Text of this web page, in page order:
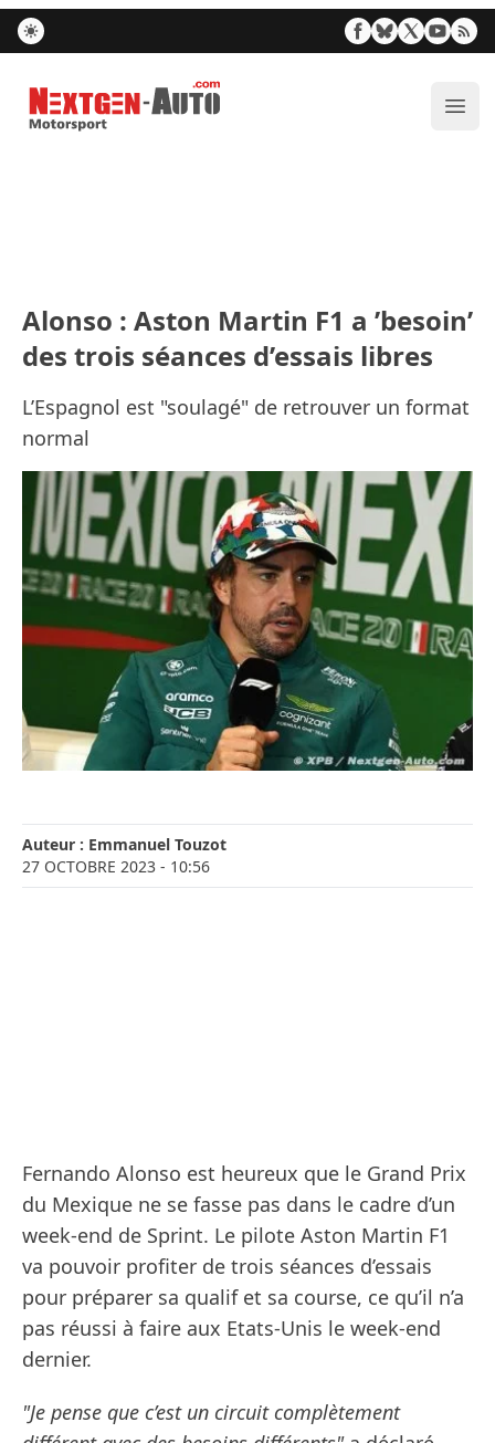
Nextgen-Auto.com
Alonso : Aston Martin F1 a ’besoin’
des trois séances d’essais libres
L’Espagnol est "soulagé" de retrouver un format
normal
Auteur : Emmanuel Touzot
27 OCTOBRE 2023 - 10:56
Fernando Alonso est heureux que le Grand Prix
du Mexique ne se fasse pas dans le cadre d’un
week-end de Sprint. Le pilote Aston Martin F1
va pouvoir profiter de trois séances d’essais
pour préparer sa qualif et sa course, ce qu’il n’a
pas réussi à faire aux Etats-Unis le week-end
dernier.
"Je pense que c’est un circuit complètement